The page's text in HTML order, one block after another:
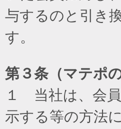
与するのと引き
す。
第３条（マテポの
１ 当社は、会
示する等の方法